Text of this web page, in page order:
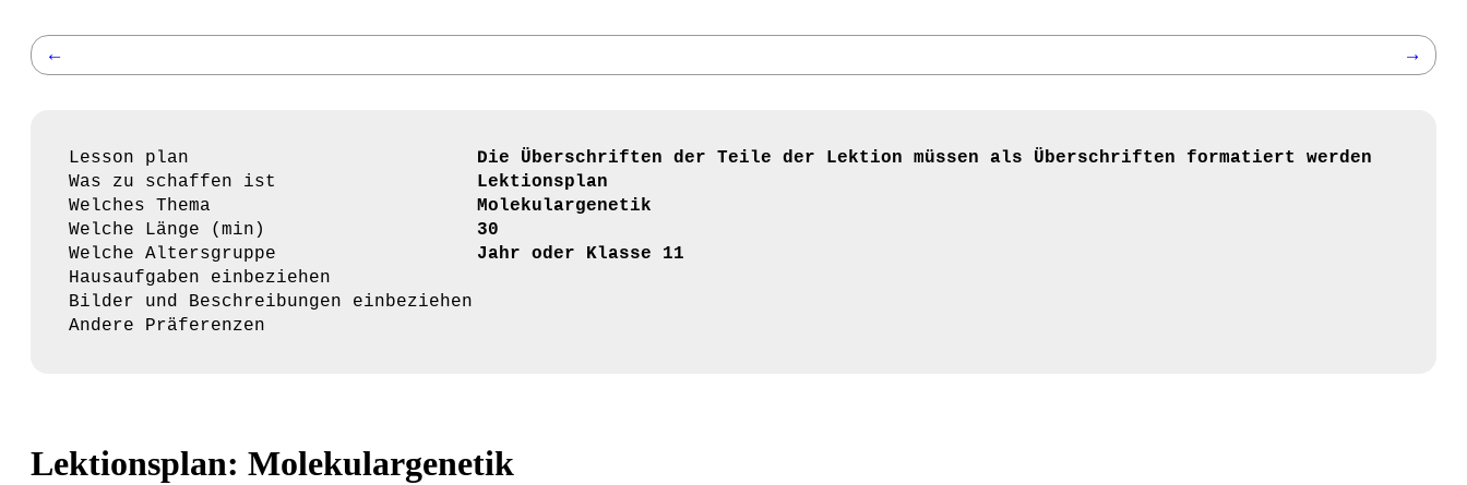
← →
Lesson plan
Die Überschriften der Teile der Lektion müssen als Überschriften formatiert werden
Was zu schaffen ist
Lektionsplan
Welches Thema
Molekulargenetik
Welche Länge (min)
30
Welche Altersgruppe
Jahr oder Klasse 11
Hausaufgaben einbeziehen
Bilder und Beschreibungen einbeziehen
Andere Präferenzen
Lektionsplan: Molekulargenetik